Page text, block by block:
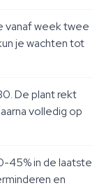
vanaf week twee
je wachten tot
De plant rekt
volledig op
45% in de laatste
en